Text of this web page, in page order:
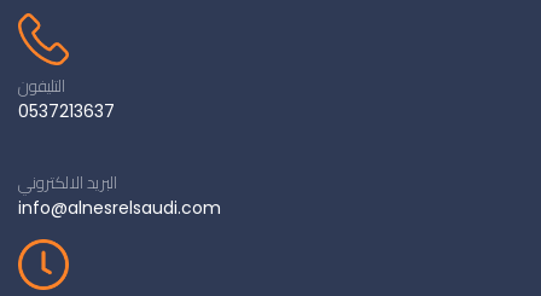
التليفون
0537213637
البريد الالكتروني
info@alnesrelsaudi.com